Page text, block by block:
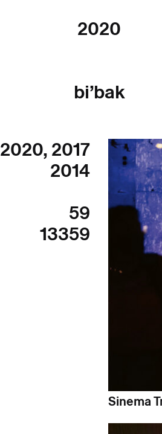
2020
bi’bak
2020,2017
2014
59
13359
Sinema